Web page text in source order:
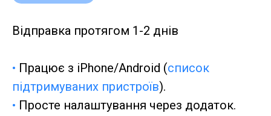
Відправка протягом 1-2 днів
• Працює з iPhone/Android (список
підтримуваних пристроїв).
• Просте налаштування через додаток.